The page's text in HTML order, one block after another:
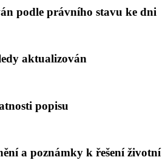
podle právního stavu ke dni
aktualizován
popisu
a poznámky k řešení životní